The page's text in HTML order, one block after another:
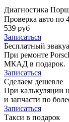
Диагностика
Проверка авто по
539 руб
Записаться
Бесплатный
При ремонте
МКАД в подарок.
Записаться
Сделаем дешевле
При калькуляции
и запчасти по
Записаться
Такси в подарок